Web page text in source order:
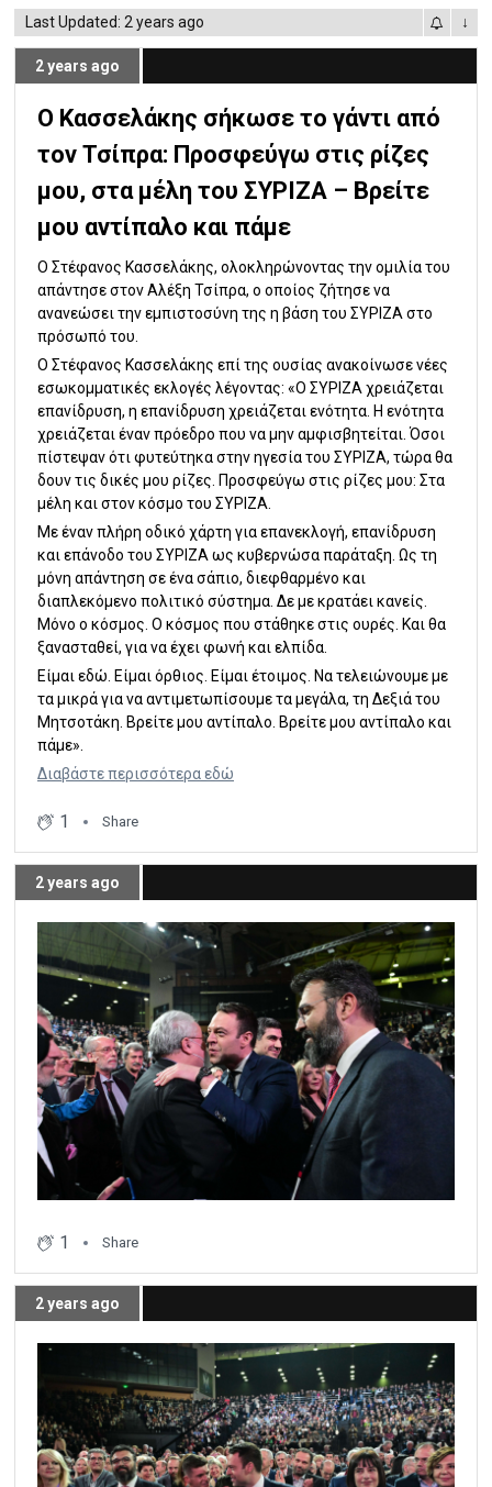
Last Updated: 2 years ago ↓
2 years ago
Ο Κασσελάκης σήκωσε το γάντι από
τον Τσίπρα: Προσφεύγω στις ρίζες
μου, στα μέλη του ΣΥΡΙΖΑ – Βρείτε
μου αντίπαλο και πάμε
Ο Στέφανος Κασσελάκης, ολοκληρώνοντας την ομιλία του
απάντησε στον Αλέξη Τσίπρα, ο οποίος ζήτησε να
ανανεώσει την εμπιστοσύνη της η βάση του ΣΥΡΙΖΑ στο
πρόσωπό του.
Ο Στέφανος Κασσελάκης επί της ουσίας ανακοίνωσε νέες
εσωκομματικές εκλογές λέγοντας: «Ο ΣΥΡΙΖΑ χρειάζεται
επανίδρυση, η επανίδρυση χρειάζεται ενότητα. Η ενότητα
χρειάζεται έναν πρόεδρο που να μην αμφισβητείται. Όσοι
πίστεψαν ότι φυτεύτηκα στην ηγεσία του ΣΥΡΙΖΑ, τώρα θα
δουν τις δικές μου ρίζες. Προσφεύγω στις ρίζες μου: Στα
μέλη και στον κόσμο του ΣΥΡΙΖΑ.
Με έναν πλήρη οδικό χάρτη για επανεκλογή, επανίδρυση
και επάνοδο του ΣΥΡΙΖΑ ως κυβερνώσα παράταξη. Ως τη
μόνη απάντηση σε ένα σάπιο, διεφθαρμένο και
διαπλεκόμενο πολιτικό σύστημα. Δε με κρατάει κανείς.
Μόνο ο κόσμος. Ο κόσμος που στάθηκε στις ουρές. Και θα
ξανασταθεί, για να έχει φωνή και ελπίδα.
Είμαι εδώ. Είμαι όρθιος. Είμαι έτοιμος. Να τελειώνουμε με
τα μικρά για να αντιμετωπίσουμε τα μεγάλα, τη Δεξιά του
Μητσοτάκη. Βρείτε μου αντίπαλο. Βρείτε μου αντίπαλο και
πάμε».
Διαβάστε περισσότερα εδώ
1 Share
2 years ago
1 Share
2 years ago